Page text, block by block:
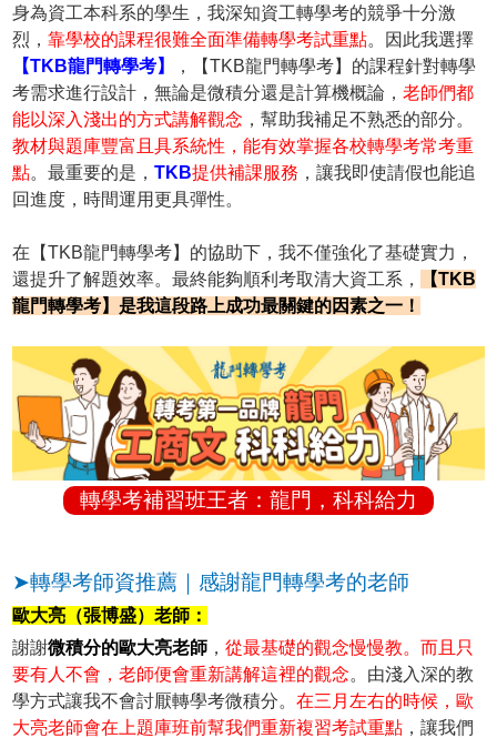
身為資工本科系的學生，我深知資工轉學考的競爭十分激
烈，靠學校的課程很難全面準備轉學考試重點。因此我選擇
【TKB龍門轉學考】
，【TKB龍門轉學考】的課程針對轉學
考需求進行設計，無論是微積分還是計算機概論，老師們都
能以深入淺出的方式講解觀念 ，幫助我補足不熟悉的部分。
教材與題庫豐富且具系統性，能有效掌握各校轉學考常考重
點。最重要的是，TKB提供補課服務 ，讓我即使請假也能追
回進度，時間運用更具彈性。
在【TKB龍門轉學考】的協助下，我不僅強化了基礎實力，
還提升了解題效率。最終能夠順利考取清大資工系，
【TKB
龍門轉學考】是我這段路上成功最關鍵的因素之一！
轉學考補習班王者：龍門，科科給力
➤轉學考師資推薦｜感謝龍門轉學考的老師
歐大亮（張博盛）老師：
謝謝微積分的歐大亮老師 ，從最基礎的觀念慢慢教。而且只
要有人不會，老師便會重新講解這裡的觀念。由淺入深的教
學方式讓我不會討厭轉學考微積分。在三月左右的時候，歐
大亮老師會在上題庫班前幫我們重新複習考試重點 ，讓我們